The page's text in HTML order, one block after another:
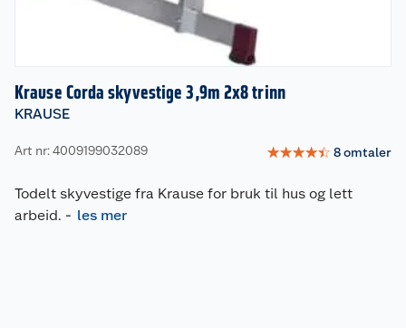
Krause Corda skyvestige 3,9m 2x8 trinn
KRAUSE
Art nr: 4009199032089 ☆☆☆☆☆ 8omtaler
Todelt skyvestige fra Krause for bruk til hus og lett
arbeid. - les mer